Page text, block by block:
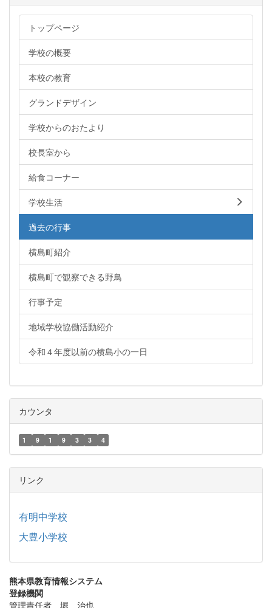
トップページ
学校の概要
本校の教育
グランドデザイン
学校からのおたより
校長室から
給食コーナー
学校生活
過去の行事
横島町紹介
横島町で観察できる野鳥
行事予定
地域学校協働活動紹介
令和４年度以前の横島小の一日
カウンタ
1 9 1 9 3 3 4
リンク
有明中学校
大豊小学校
熊本県教育情報システム
登録機関
管理責任者 堀 治也